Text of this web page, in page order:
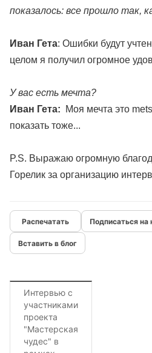
показалось: все прошло так,
Иван Гета: Ошибки будут
целом я получил огромное
У вас есть мечта?
Иван Гета:
Моя мечта это
показать тоже...
P.S. Выражаю огромную
Горелик за организацию
Подписаться на
Вставить в блог
Интервью с
участниками
проекта
"Мастерская
чудес" в